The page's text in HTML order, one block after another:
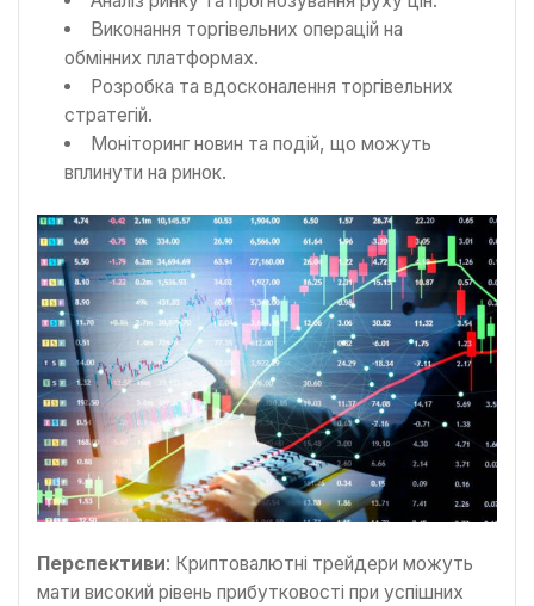
Виконання торгівельних операцій на
обмінних платформах.
Розробка та вдосконалення торгівельних
стратегій.
Моніторинг новин та подій, що можуть
вплинути на ринок.
Перспективи: Криптовалютні трейдери можуть
мати високий рівень прибутковості при успішних